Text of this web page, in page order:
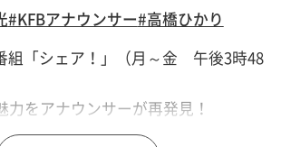
#KFBアナウンサー#高橋ひかり
組「シェア！」（月～金 午後3時48
力をアナウンサーが再発見！